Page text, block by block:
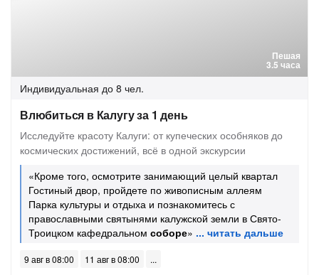
Пешая
3.5 часа
Индивидуальная до 8 чел.
Влюбиться в Калугу за 1 день
Исследуйте красоту Калуги: от купеческих особняков до
космических достижений, всё в одной экскурсии
«Кроме того, осмотрите занимающий целый квартал
Гостиный двор, пройдете по живописным аллеям
Парка культуры и отдыха и познакомитесь с
православными святынями калужской земли в Свято-
Троицком кафедральном соборе»
9 авг в 08:00
11 авг в 08:00